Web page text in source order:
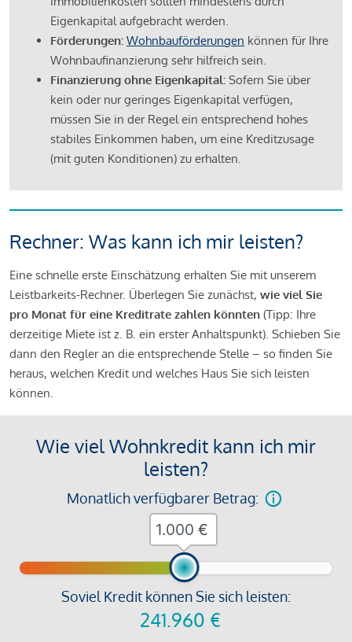
Eigenkapital aufgebracht werden.
Förderungen: Wohnbauförderungen können für Ihre
Wohnbaufinanzierung sehr hilfreich sein.
Finanzierung ohne Eigenkapital: Sofern Sie über
kein oder nur geringes Eigenkapital verfügen,
müssen Sie in der Regel ein entsprechend hohes
stabiles Einkommen haben, um eine Kreditzusage
(mit guten Konditionen) zu erhalten.
Rechner: Was kann ich mir leisten?
Eine schnelle erste Einschätzung erhalten Sie mit unserem
Leistbarkeits-Rechner. Überlegen Sie zunächst, wie viel Sie
pro Monat für eine Kreditrate zahlen könnten (Tipp: Ihre
derzeitige Miete ist z. B. ein erster Anhaltspunkt). Schieben Sie
dann den Regler an die entsprechende Stelle – so finden Sie
heraus, welchen Kredit und welches Haus Sie sich leisten
können.
Wie viel Wohnkredit kann ich mir
leisten?
Monatlich verfügbarer Betrag:
Soviel Kredit können Sie sich leisten:
241.960 €
€